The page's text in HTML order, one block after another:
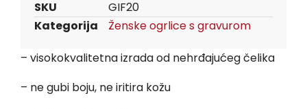
SKU GIF20
Kategorija Ženske ogrlice s gravurom
– visokokvalitetna izrada od nehrđajućeg čelika
– ne gubi boju, ne iritira kožu